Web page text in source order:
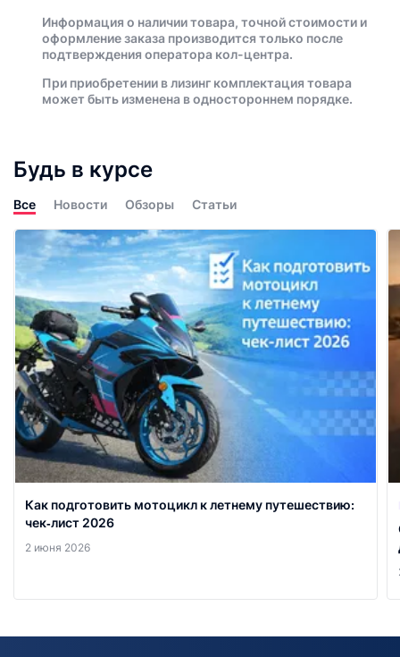
Информация о наличии товара, точной стоимости и
оформление заказа производится только после
подтверждения оператора кол-центра.
При приобретении в лизинг комплектация товара
может быть изменена в одностороннем порядке.
Будь в курсе
Все Новости Обзоры Статьи
Как подготовить мотоцикл к летнему путешествию:
чек‑лист 2026
2 июня 2026